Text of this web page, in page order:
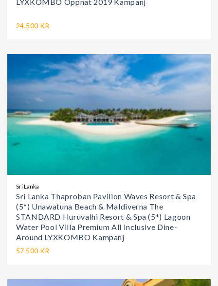
24.500 KR
Sri Lanka
Sri Lanka Thaproban Pavilion Waves Resort & Spa
(5*) Unawatuna Beach & Maldiverna The
STANDARD Huruvalhi Resort & Spa (5*) Lagoon
Water Pool Villa Premium All Inclusive Dine-
Around LYXKOMBO Kampanj
57.500 KR